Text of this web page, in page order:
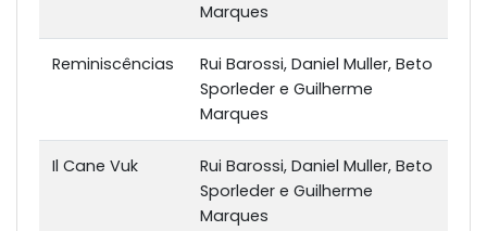
Marques
Reminiscências
Rui Barossi, Daniel Muller, Beto
Sporleder e Guilherme
Marques
Il Cane Vuk
Rui Barossi, Daniel Muller, Beto
Sporleder e Guilherme
Marques